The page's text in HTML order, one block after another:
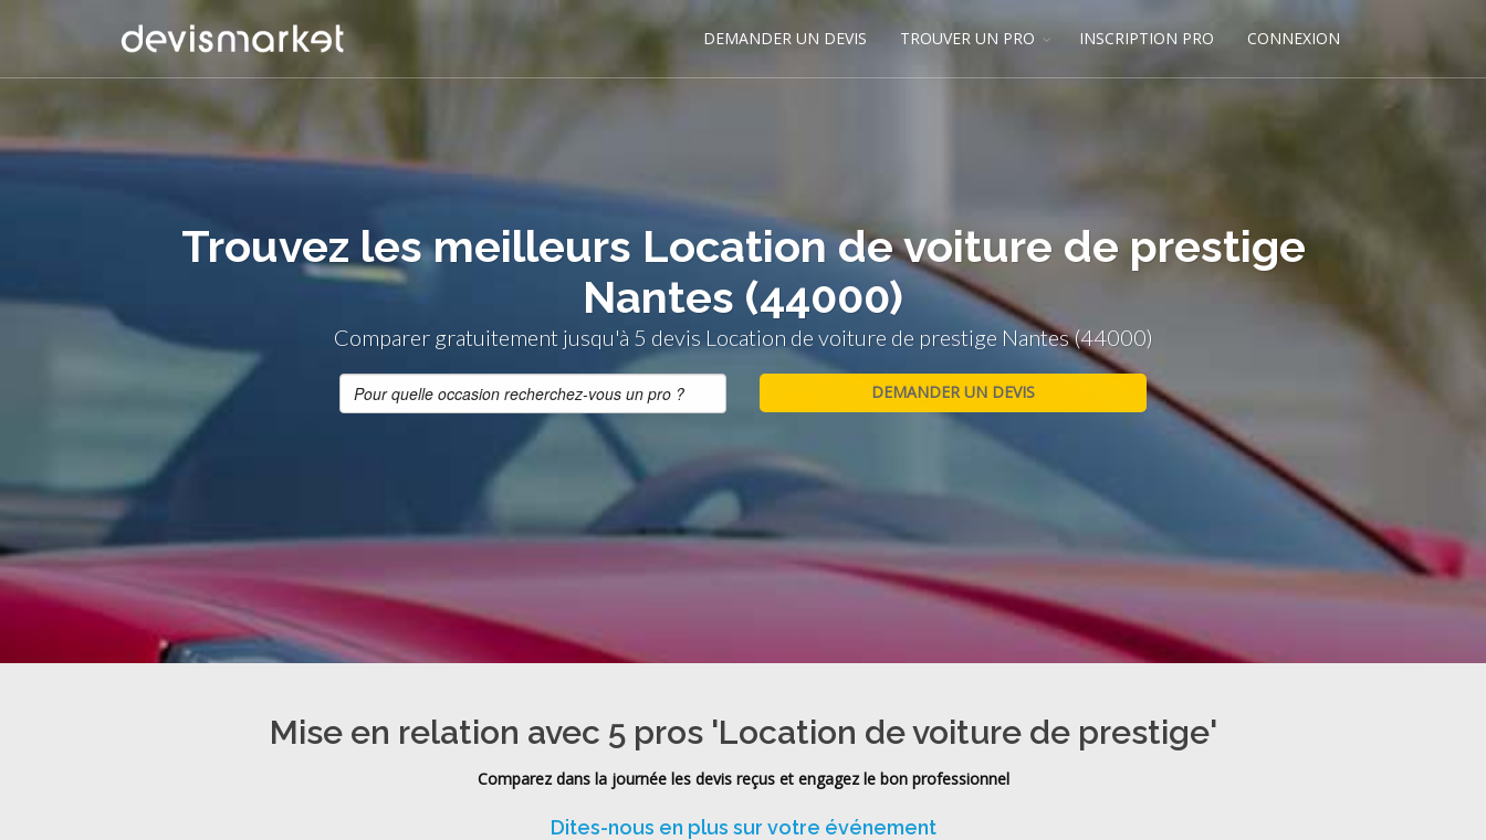
DEMANDER UN DEVIS TROUVER UN PRO INSCRIPTION PRO CONNEXION
Trouvez les meilleurs Location de voiture de prestige
Nantes (44000)
Comparer gratuitement jusqu'à 5 devis Location de voiture de prestige Nantes (44000)
Mise en relation avec 5 pros 'Location de voiture de prestige'
Comparez dans la journée les devis reçus et engagez le bon professionnel
Dites-nous en plus sur votre événement